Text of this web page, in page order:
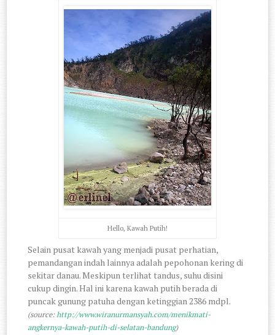
Hello, Kawah Putih!
Selain pusat kawah yang menjadi pusat perhatian,
pemandangan indah lainnya adalah pepohonan kering di
sekitar danau. Meskipun terlihat tandus, suhu disini
cukup dingin. Hal ini karena kawah putih berada di
puncak gunung patuha dengan ketinggian 2386 mdpl.
(source:http://www.wiranurmansyah.com/menikmati-
angkernya-kawah-putih-di-selatan-bandung)